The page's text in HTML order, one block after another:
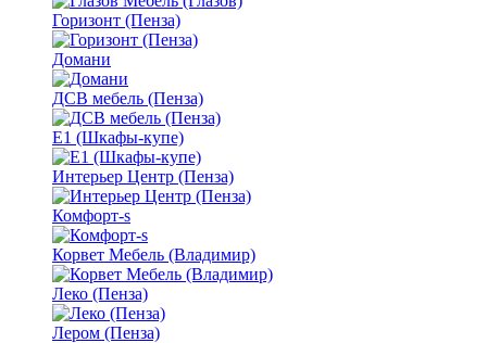
Горизонт (Пенза)
Домани
ДСВ мебель (Пенза)
Е1 (Шкафы-купе)
Интерьер Центр (Пенза)
Комфорт-s
Корвет Мебель (Владимир)
Леко (Пенза)
Лером (Пенза)